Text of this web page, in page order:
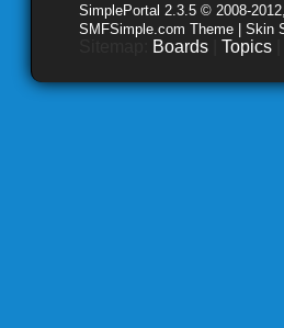
SimplePortal 2.3.5 © 2008-
SMFSimple.com Theme | Skin
Boards Topics